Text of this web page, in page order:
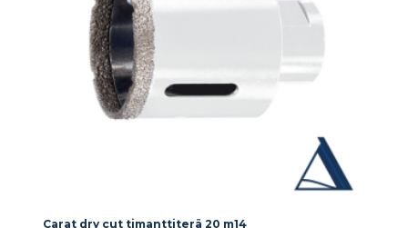
Carat dry cut timanttiterä 20 m14